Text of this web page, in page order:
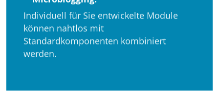
Individuell für Sie entwickelte Module
können nahtlos mit
Standardkomponenten kombiniert
werden.